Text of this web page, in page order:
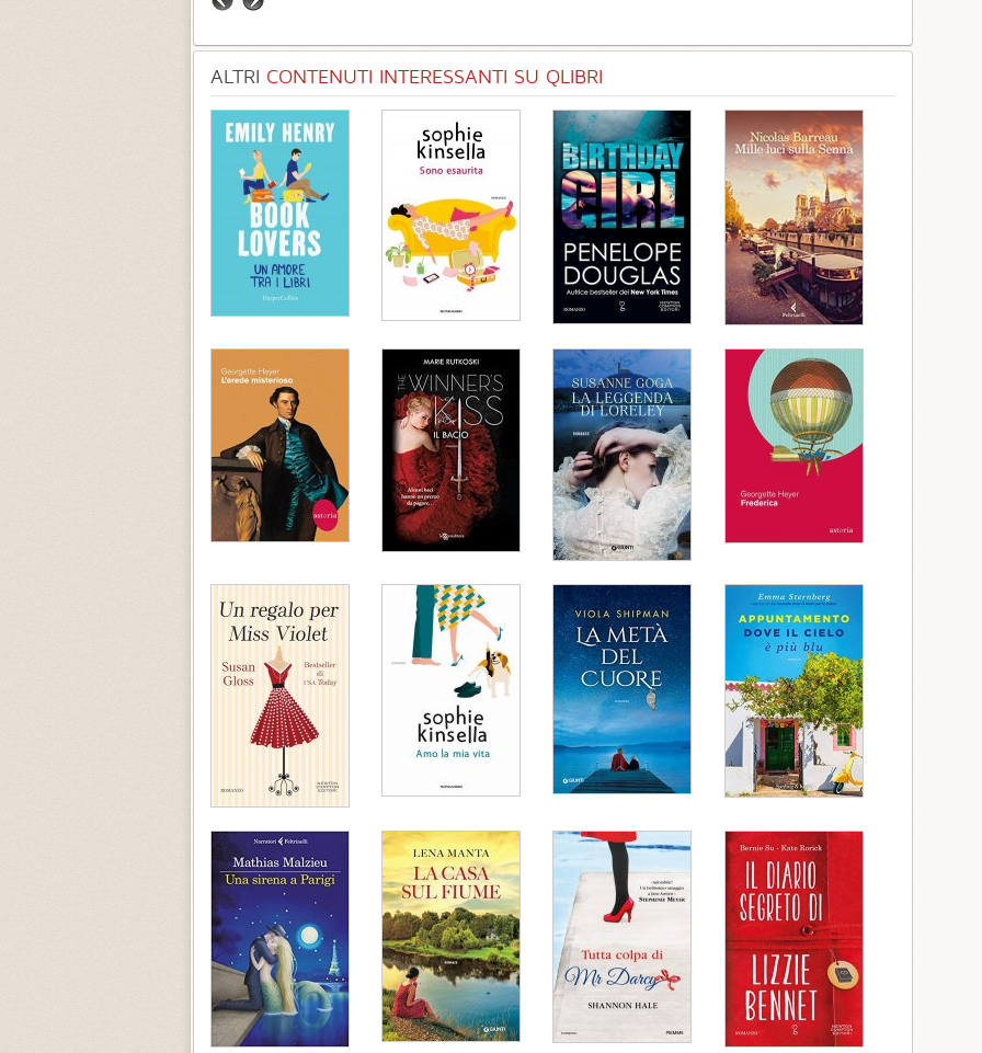
ALTRI CONTENUTI INTERESSANTI SU QLIBRI